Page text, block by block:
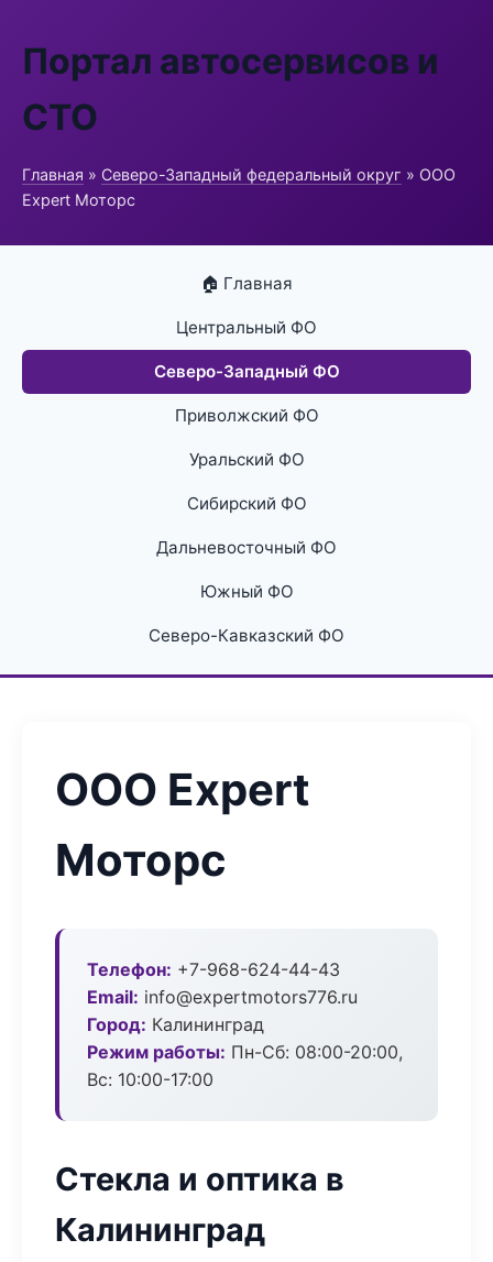
Портал автосервисов и
СТО
Главная » Северо-Западный федеральный округ » ООО
Expert Моторс
🏠 Главная
Центральный ФО
Северо-Западный ФО
Приволжский ФО
Уральский ФО
Сибирский ФО
Дальневосточный ФО
Южный ФО
Северо-Кавказский ФО
ООО Expert
Моторс
Телефон: +7-968-624-44-43
Email: info@expertmotors776.ru
Город: Калининград
Режим работы: Пн-Сб: 08:00-20:00,
Вс: 10:00-17:00
Стекла и оптика в
Калининград